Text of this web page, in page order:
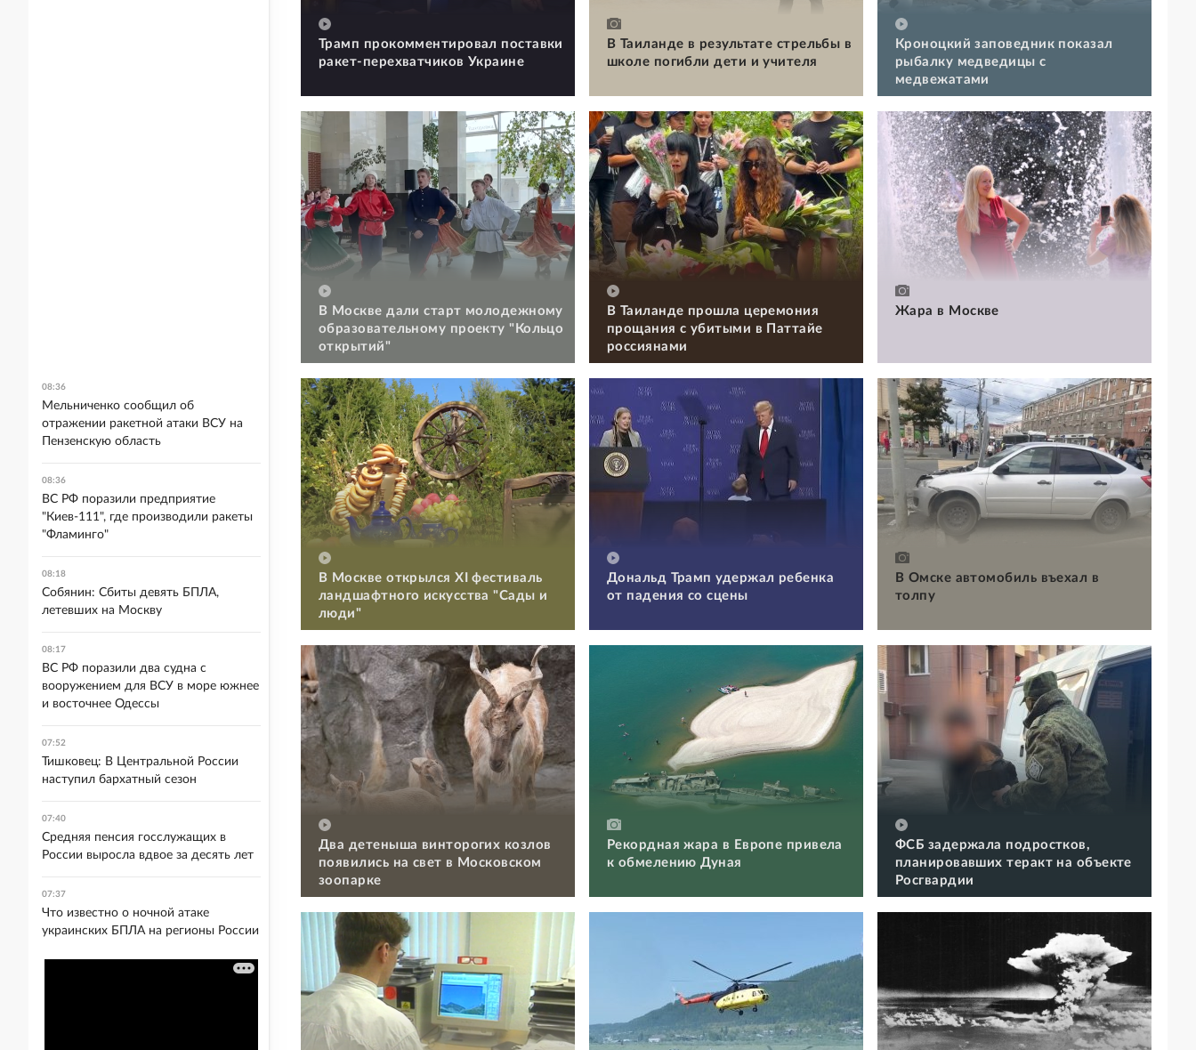
Трамп прокомментировал поставки
ракет-перехватчиков Украине
В Таиланде в результате стрельбы в
школе погибли дети и учителя
Кроноцкий заповедник показал
рыбалку медведицы с
медвежатами
В Москве дали старт молодежному
образовательному проекту "Кольцо
открытий"
В Таиланде прошла церемония
прощания с убитыми в Паттайе
россиянами
Жара в Москве
В Москве открылся XI фестиваль
ландшафтного искусства "Сады и
люди"
Дональд Трамп удержал ребенка
от падения со сцены
В Омске автомобиль въехал в
толпу
Два детеныша винторогих козлов
появились на свет в Московском
зоопарке
Рекордная жара в Европе привела
к обмелению Дуная
ФСБ задержала подростков,
планировавших теракт на объекте
Росгвардии
08:36
Мельниченко сообщил об
отражении ракетной атаки ВСУ на
Пензенскую область
08:36
ВС РФ поразили предприятие
"Киев-111", где производили ракеты
"Фламинго"
08:18
Собянин: Сбиты девять БПЛА,
летевших на Москву
08:17
ВС РФ поразили два судна с
вооружением для ВСУ в море южнее
и восточнее Одессы
07:52
Тишковец: В Центральной России
наступил бархатный сезон
07:40
Средняя пенсия госслужащих в
России выросла вдвое за десять лет
07:37
Что известно о ночной атаке
украинских БПЛА на регионы России